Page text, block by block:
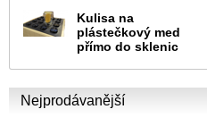
Kulisa na
plástečkový med
přímo do sklenic
Nejprodávanější